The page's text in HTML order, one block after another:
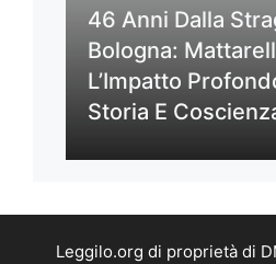
46 Anni Dalla
Bologna:
L’Impatto
Storia E
Leggilo.org di proprietà di